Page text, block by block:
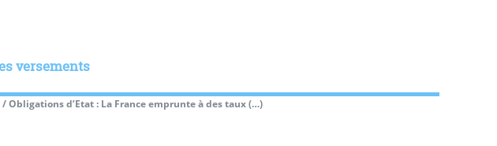
versements
Obligations d’Etat : La France emprunte à des taux (…)